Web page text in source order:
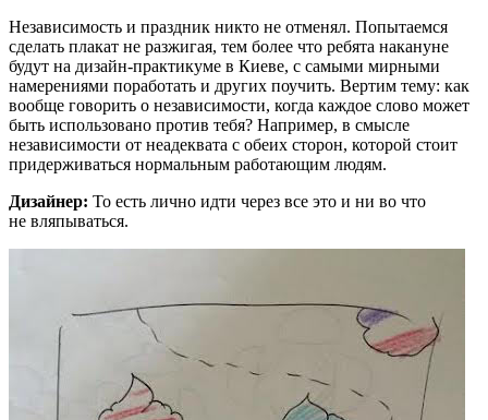
Независимость и праздник никто не отменял. Попытаемся
сделать плакат не разжигая, тем более что ребята накануне
будут на дизайн-практикуме в Киеве, с самыми мирными
намерениями поработать и других поучить. Вертим тему: как
вообще говорить о независимости, когда каждое слово может
быть использовано против тебя? Например, в смысле
независимости от неадеквата с обеих сторон, которой стоит
придерживаться нормальным работающим людям.
Дизайнер: То есть лично идти через все это и ни во что
не вляпываться.